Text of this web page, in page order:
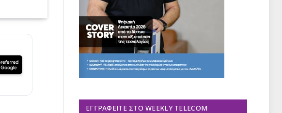
ΕΓΓΡΑΦΕΊΤΕ ΣΤΟ WEEKLY TELECOM